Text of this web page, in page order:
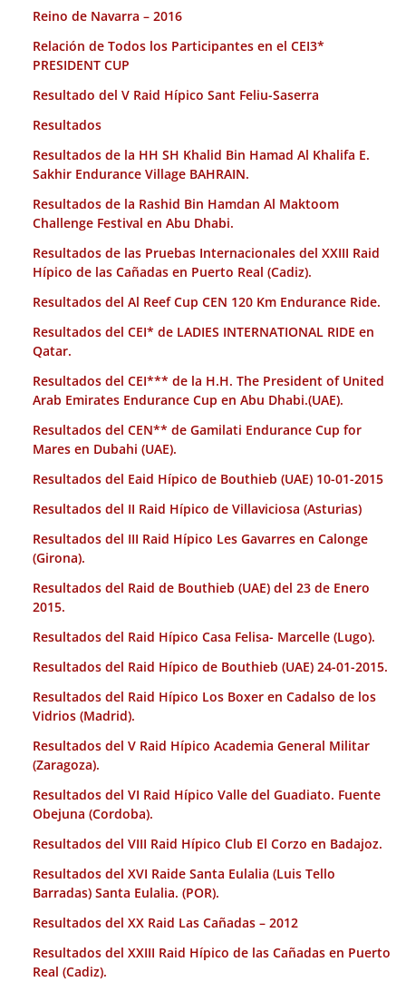
Reino de Navarra – 2016
Relación de Todos los Participantes en el CEI3*
PRESIDENT CUP
Resultado del V Raid Hípico Sant Feliu-Saserra
Resultados
Resultados de la HH SH Khalid Bin Hamad Al Khalifa E.
Sakhir Endurance Village BAHRAIN.
Resultados de la Rashid Bin Hamdan Al Maktoom
Challenge Festival en Abu Dhabi.
Resultados de las Pruebas Internacionales del XXIII Raid
Hípico de las Cañadas en Puerto Real (Cadiz).
Resultados del Al Reef Cup CEN 120 Km Endurance Ride.
Resultados del CEI* de LADIES INTERNATIONAL RIDE en
Qatar.
Resultados del CEI*** de la H.H. The President of United
Arab Emirates Endurance Cup en Abu Dhabi.(UAE).
Resultados del CEN** de Gamilati Endurance Cup for
Mares en Dubahi (UAE).
Resultados del Eaid Hípico de Bouthieb (UAE) 10-01-2015
Resultados del II Raid Hípico de Villaviciosa (Asturias)
Resultados del III Raid Hípico Les Gavarres en Calonge
(Girona).
Resultados del Raid de Bouthieb (UAE) del 23 de Enero
2015.
Resultados del Raid Hípico Casa Felisa- Marcelle (Lugo).
Resultados del Raid Hípico de Bouthieb (UAE) 24-01-2015.
Resultados del Raid Hípico Los Boxer en Cadalso de los
Vidrios (Madrid).
Resultados del V Raid Hípico Academia General Militar
(Zaragoza).
Resultados del VI Raid Hípico Valle del Guadiato. Fuente
Obejuna (Cordoba).
Resultados del VIII Raid Hípico Club El Corzo en Badajoz.
Resultados del XVI Raide Santa Eulalia (Luis Tello
Barradas) Santa Eulalia. (POR).
Resultados del XX Raid Las Cañadas – 2012
Resultados del XXIII Raid Hípico de las Cañadas en Puerto
Real (Cadiz).